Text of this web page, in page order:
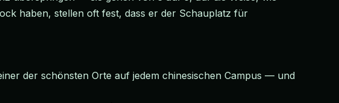
haben, stellen oft fest, dass er der Schauplatz für
der schönsten Orte auf jedem chinesischen Campus — und